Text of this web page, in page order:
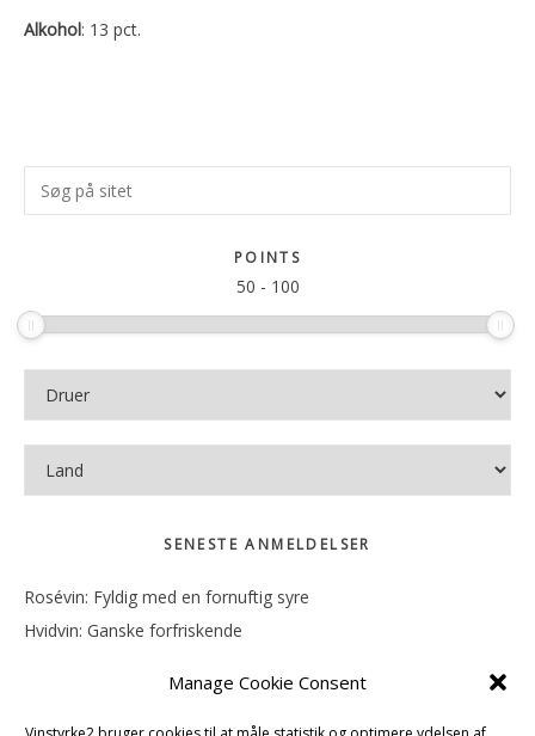
Manage Cookie Consent
Alkohol: 13 pct.
Primær
Sidebar
Søg
på
POINTS
50 - 100
SENESTE ANMELDELSER
Rosévin: Fyldig med en fornuftig syre
Hvidvin: Ganske forfriskende
Hvidvin: Smørfedme og tropisk sødme
Rosévin: Blød, rund og sødladen